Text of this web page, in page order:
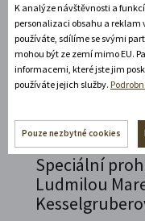
vzpomenout na
Elišku Junkovou.
Rozbalte si další akce
Speciální
Ludmilou
K analýze návštěvnosti a
personalizaci obsahu a reklam
používáte, sdílíme se svými
mohou být ze zemí mimo EU.
informacemi, které jste jim
používáte jejich služby.
Pouze nezbytné cookies